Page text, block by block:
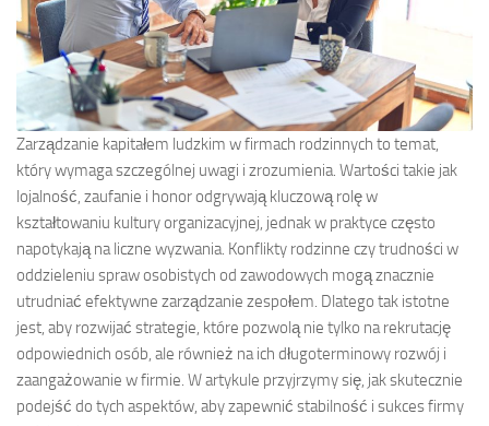
Zarządzanie kapitałem ludzkim w firmach rodzinnych to temat,
który wymaga szczególnej uwagi i zrozumienia. Wartości takie jak
lojalność, zaufanie i honor odgrywają kluczową rolę w
kształtowaniu kultury organizacyjnej, jednak w praktyce często
napotykają na liczne wyzwania. Konflikty rodzinne czy trudności w
oddzieleniu spraw osobistych od zawodowych mogą znacznie
utrudniać efektywne zarządzanie zespołem. Dlatego tak istotne
jest, aby rozwijać strategie, które pozwolą nie tylko na rekrutację
odpowiednich osób, ale również na ich długoterminowy rozwój i
zaangażowanie w firmie. W artykule przyjrzymy się, jak skutecznie
podejść do tych aspektów, aby zapewnić stabilność i sukces firmy